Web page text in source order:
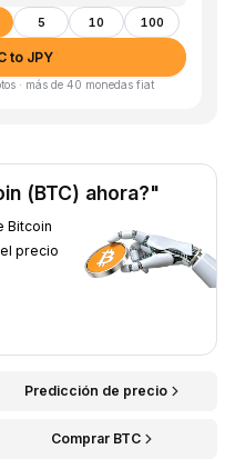
5 10 100
to JPY
· más de 40 monedas fiat
(BTC) ahora?"
Bitcoin
precio
Predicción de precio
Comprar BTC